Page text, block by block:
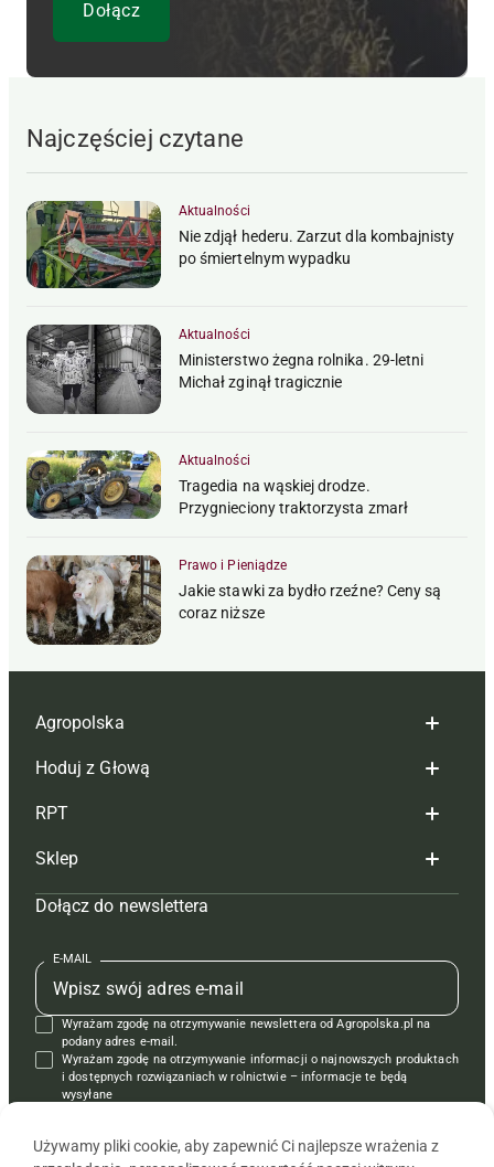
Najczęściej czytane
Aktualności
Nie zdjął hederu. Zarzut dla kombajnisty
po śmiertelnym wypadku
Aktualności
Ministerstwo żegna rolnika. 29-letni
Michał zginął tragicznie
Aktualności
Tragedia na wąskiej drodze.
Przygnieciony traktorzysta zmarł
Prawo i Pieniądze
Jakie stawki za bydło rzeźne? Ceny są
coraz niższe
Agropolska
Redakcja
Reklama
Tagi
Mapa serwisu
Kontakt
Regulamin
Polityka prywatności
Hoduj z Głową
Hoduj z głową bydło
Hoduj z głową świnie
Prenumerata
Redakcja
Kontakt
Reklama
RPT
Redakcja
Prenumerata
Reklama
Kontakt
Krzyżówki
Sklep
Czasopisma i prenumerata
Książki
Regulamin
Dołącz do newslettera
E-MAIL
Wyrażam zgodę na otrzymywanie newslettera od Agropolska.pl na
podany adres e-mail.
Wyrażam zgodę na otrzymywanie informacji o najnowszych produktach
i dostępnych rozwiązaniach w rolnictwie – informacje te będą
wysyłane
Używamy pliki cookie, aby zapewnić Ci najlepsze wrażenia z